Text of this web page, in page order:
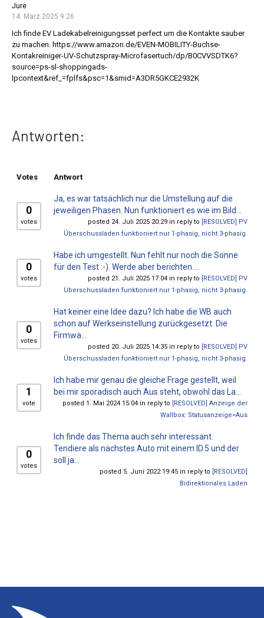
Jure
14. März 2025 9:26
Ich finde EV Ladekabelreinigungsset perfect um die Kontakte sauber
zu machen. https://www.amazon.de/EVEN-MOBILITY-Buchse-
Kontakreiniger-UV-Schutzspray-Microfasertuch/dp/B0CVVSDTK6?
source=ps-sl-shoppingads-
lpcontext&ref_=fplfs&psc=1&smid=A3DR5GKCE2932K
Antworten:
Votes Antwort
0
votes
Ja, es war tatsächlich nur die Umstellung auf die
jeweiligen Phasen. Nun funktioniert es wie im Bild...
posted 24. Juli 2025 20:29 in reply to
[RESOLVED] PV
Überschussladen funktioniert nur 1-phasig, nicht 3-phasig.
0
votes
Habe ich umgestellt. Nun fehlt nur noch die Sonne
für den Test :-). Werde aber berichten....
posted 21. Juli 2025 17:04 in reply to
[RESOLVED] PV
Überschussladen funktioniert nur 1-phasig, nicht 3-phasig.
0
votes
Hat keiner eine Idee dazu? Ich habe die WB auch
schon auf Werkseinstellung zurückgesetzt. Die
Firmwa...
posted 20. Juli 2025 14:35 in reply to
[RESOLVED] PV
Überschussladen funktioniert nur 1-phasig, nicht 3-phasig.
1
vote
Ich habe mir genau die gleiche Frage gestellt, weil
bei mir sporadisch auch Aus steht, obwohl das La...
posted 1. Mai 2024 15:04 in reply to
[RESOLVED] Anzeige der
Wallbox: Statusanzeige=Aus
0
votes
Ich finde das Thema auch sehr interessant.
Tendiere als nächstes Auto mit einem ID.5 und der
soll ja...
posted 5. Juni 2022 19:45 in reply to
[RESOLVED]
Bidirektionales Laden